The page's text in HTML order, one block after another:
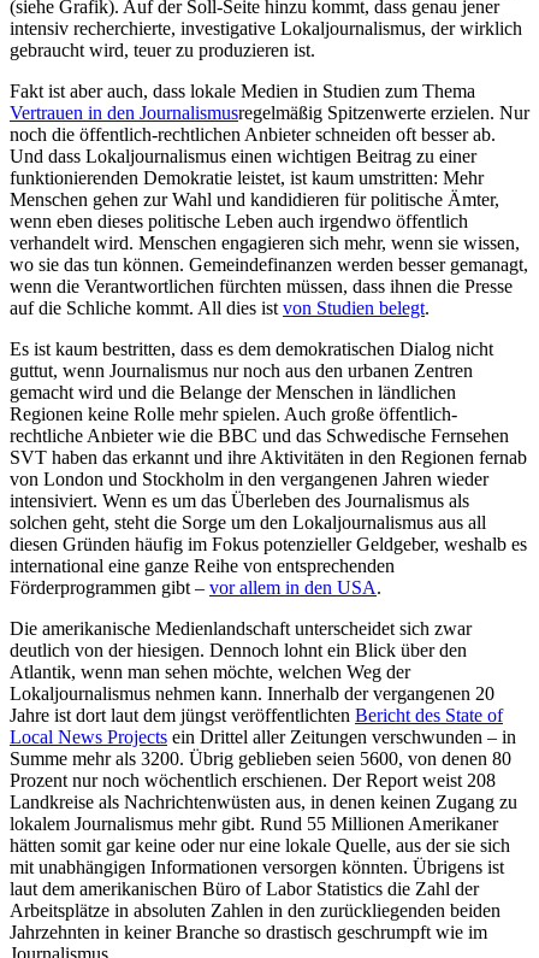
(siehe Grafik). Auf der Soll-Seite hinzu kommt, dass genau jener
intensiv recherchierte, investigative Lokaljournalismus, der wirklich
gebraucht wird, teuer zu produzieren ist.
Fakt ist aber auch, dass lokale Medien in Studien zum Thema
Vertrauen in den Journalismusregelmäßig Spitzenwerte erzielen. Nur
noch die öffentlich-rechtlichen Anbieter schneiden oft besser ab.
Und dass Lokaljournalismus einen wichtigen Beitrag zu einer
funktionierenden Demokratie leistet, ist kaum umstritten: Mehr
Menschen gehen zur Wahl und kandidieren für politische Ämter,
wenn eben dieses politische Leben auch irgendwo öffentlich
verhandelt wird. Menschen engagieren sich mehr, wenn sie wissen,
wo sie das tun können. Gemeindefinanzen werden besser gemanagt,
wenn die Verantwortlichen fürchten müssen, dass ihnen die Presse
auf die Schliche kommt. All dies ist von Studien belegt.
Es ist kaum bestritten, dass es dem demokratischen Dialog nicht
guttut, wenn Journalismus nur noch aus den urbanen Zentren
gemacht wird und die Belange der Menschen in ländlichen
Regionen keine Rolle mehr spielen. Auch große öffentlich-
rechtliche Anbieter wie die BBC und das Schwedische Fernsehen
SVT haben das erkannt und ihre Aktivitäten in den Regionen fernab
von London und Stockholm in den vergangenen Jahren wieder
intensiviert. Wenn es um das Überleben des Journalismus als
solchen geht, steht die Sorge um den Lokaljournalismus aus all
diesen Gründen häufig im Fokus potenzieller Geldgeber, weshalb es
international eine ganze Reihe von entsprechenden
Förderprogrammen gibt – vor allem in den USA.
Die amerikanische Medienlandschaft unterscheidet sich zwar
deutlich von der hiesigen. Dennoch lohnt ein Blick über den
Atlantik, wenn man sehen möchte, welchen Weg der
Lokaljournalismus nehmen kann. Innerhalb der vergangenen 20
Jahre ist dort laut dem jüngst veröffentlichten Bericht des State of
Local News Projects ein Drittel aller Zeitungen verschwunden – in
Summe mehr als 3200. Übrig geblieben seien 5600, von denen 80
Prozent nur noch wöchentlich erschienen. Der Report weist 208
Landkreise als Nachrichtenwüsten aus, in denen keinen Zugang zu
lokalem Journalismus mehr gibt. Rund 55 Millionen Amerikaner
hätten somit gar keine oder nur eine lokale Quelle, aus der sie sich
mit unabhängigen Informationen versorgen könnten. Übrigens ist
laut dem amerikanischen Büro of Labor Statistics die Zahl der
Arbeitsplätze in absoluten Zahlen in den zurückliegenden beiden
Jahrzehnten in keiner Branche so drastisch geschrumpft wie im
Journalismus.